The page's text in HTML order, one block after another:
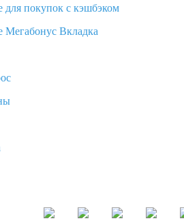
для покупок с кэшбэком
Мегабонус Вкладка